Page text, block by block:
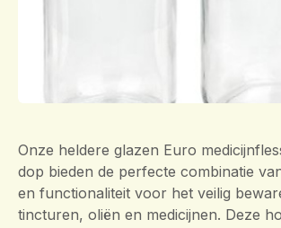
Onze heldere glazen Euro
dop bieden de perfecte combinatie
en functionaliteit voor het veilig
tincturen, oliën en medicijnen. Deze